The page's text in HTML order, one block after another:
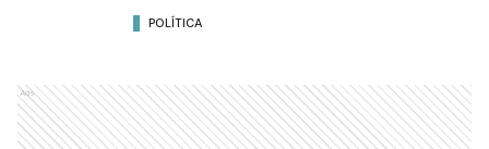
POLÍTICA
Ads